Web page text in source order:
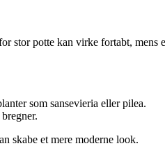
potte kan virke fortabt,
som sansevieria eller pilea.
skabe et mere moderne look.